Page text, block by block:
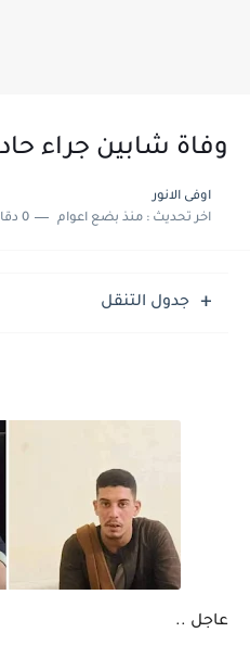
وفاة شابين جراء
اوفى الانور
اخر تحديث :منذ بضع اعوام 0 دقائق للقراءة
جدول التنقل
عاجل ..